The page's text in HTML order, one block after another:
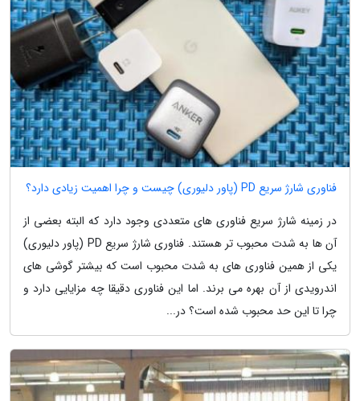
فناوری شارژ سریع PD (پاور دلیوری) چیست و چرا اهمیت زیادی دارد؟
در زمینه شارژ سریع فناوری های متعددی وجود دارد که البته بعضی از
آن ها به شدت محبوب تر هستند. فناوری شارژ سریع PD (پاور دلیوری)
یکی از همین فناوری های به شدت محبوب است که بیشتر گوشی های
اندرویدی از آن بهره می برند. اما این فناوری دقیقا چه مزایایی دارد و
چرا تا این حد محبوب شده است؟ در...